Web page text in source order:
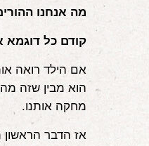
מה אנחנו
קודם כל דוגמא
אם הילד רואה
הוא מבין שזה
מחקה אותנו.
אז הדבר הראשון